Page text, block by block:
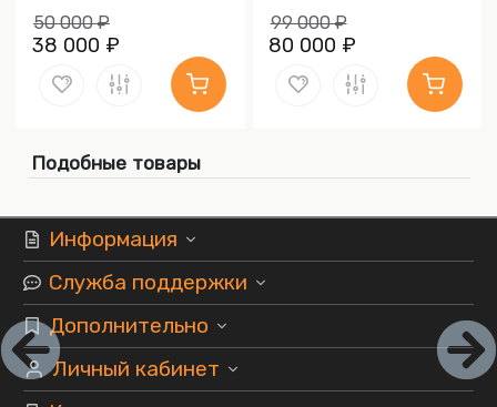
50 000 ₽
38 000 ₽
99 000 ₽
80 000 ₽
Подобные товары
Информация
Служба поддержки
Дополнительно
Личный кабинет